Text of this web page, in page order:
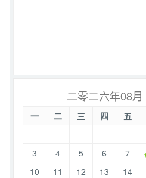
二零二六年08月
一 二 三 四 五
3
4 5 6 7
10
11 12 13 14